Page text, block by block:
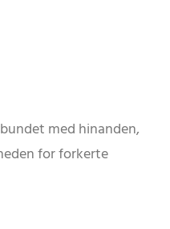
med hinanden,
for forkerte